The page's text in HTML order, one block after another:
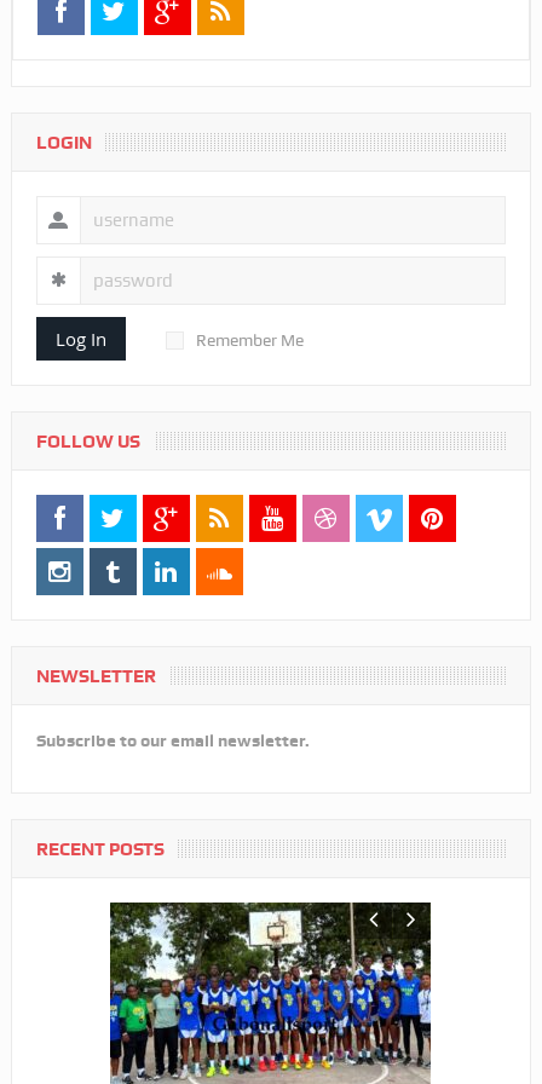
LOGIN
Log In Remember Me
FOLLOW US
NEWSLETTER
Subscribe to our email newsletter.
RECENT POSTS